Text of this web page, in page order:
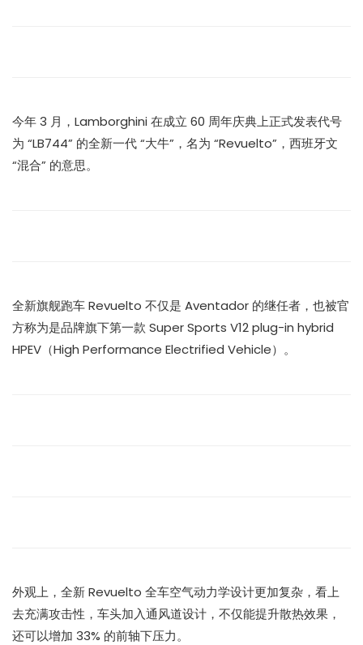
今年 3 月，Lamborghini 在成立 60 周年庆典上正式发表代号
为 “LB744” 的全新一代 “大牛”，名为 “Revuelto”，西班牙文
“混合” 的意思。
全新旗舰跑车 Revuelto 不仅是 Aventador 的继任者，也被官
方称为是品牌旗下第一款 Super Sports V12 plug-in hybrid
HPEV（High Performance Electrified Vehicle）。
外观上，全新 Revuelto 全车空气动力学设计更加复杂，看上
去充满攻击性，车头加入通风道设计，不仅能提升散热效果，
还可以增加 33% 的前轴下压力。